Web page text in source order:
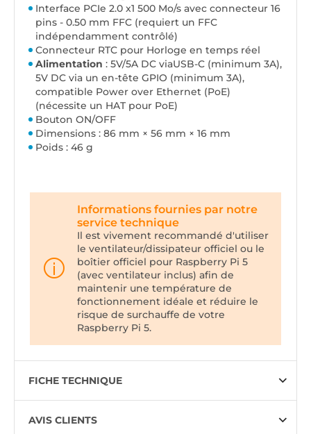
Interface PCIe 2.0 x1 500 Mo/s avec connecteur 16
pins - 0.50 mm FFC (requiert un FFC
indépendamment contrôlé)
Connecteur RTC pour Horloge en temps réel
Alimentation : 5V/5A DC viaUSB-C (minimum 3A),
5V DC via un en-tête GPIO (minimum 3A),
compatible Power over Ethernet (PoE)
(nécessite un HAT pour PoE)
Bouton ON/OFF
Dimensions : 86 mm × 56 mm × 16 mm
Poids : 46 g
Informations fournies par notre
service technique
Il est vivement recommandé d'utiliser
le ventilateur/dissipateur officiel ou le
boîtier officiel pour Raspberry Pi 5
(avec ventilateur inclus) afin de
maintenir une température de
fonctionnement idéale et réduire le
risque de surchauffe de votre
Raspberry Pi 5.
FICHE TECHNIQUE
AVIS CLIENTS